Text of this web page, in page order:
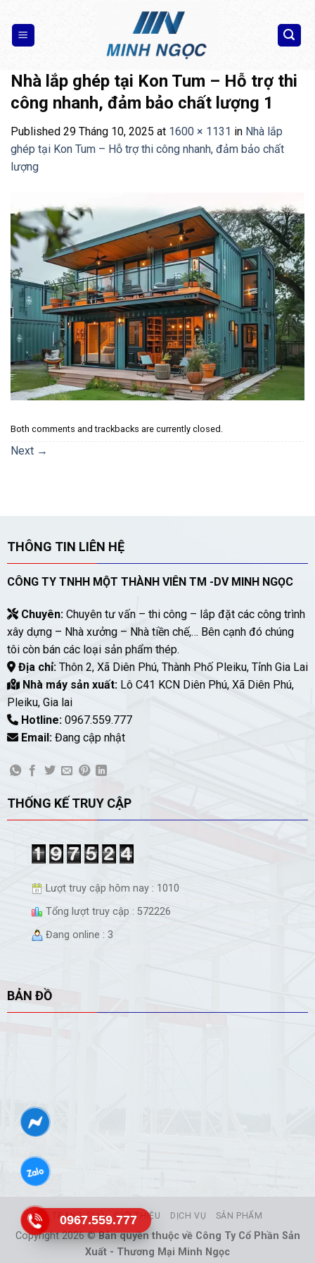
content
Nhà lắp ghép tại Kon Tum – Hỗ trợ thi
công nhanh, đảm bảo chất lượng 1
Published 29 Tháng 10, 2025 at 1600 × 1131 in Nhà lắp
ghép tại Kon Tum – Hỗ trợ thi công nhanh, đảm bảo chất
lượng
Both comments and trackbacks are currently closed.
Next →
THÔNG TIN LIÊN HỆ
CÔNG TY TNHH MỘT THÀNH VIÊN TM -DV MINH NGỌC
Chuyên:Chuyên tư vấn – thi công – lắp đặt các công trình
xây dựng – Nhà xưởng – Nhà tiền chế,… Bên cạnh đó chúng
tôi còn bán các loại sản phẩm thép.
Địa chỉ:Thôn 2, Xã Diên Phú, Thành Phố Pleiku, Tỉnh Gia Lai
Nhà máy sản xuất:Lô C41 KCN Diên Phú, Xã Diên Phú,
Pleiku, Gia lai
Hotline:0967.559.777
Email:Đang cập nhật
THỐNG KẾ TRUY CẬP
Lượt truy cập hôm nay : 1010
Tổng lượt truy cập : 572226
Đang online : 3
BẢN ĐỒ
TRANG CHỦ GIỚI THIỆU DỊCH VỤ SẢN PHẨM
Copyright 2026 ©Bản quyền thuộc về Công Ty Cổ Phần Sản
Xuất - Thương Mại Minh Ngọc
0967.559.777